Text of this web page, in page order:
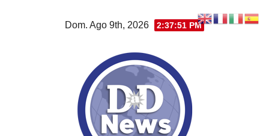
Dom. Ago 9th, 2026 2:37:52 PM